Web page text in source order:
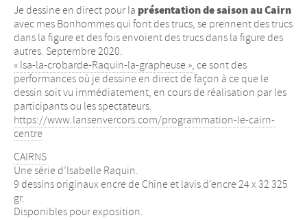
Je dessine en direct pour la présentation de saison au Cairn
avec mes Bonhommes qui font des trucs, se prennent des trucs
dans la figure et des fois envoient des trucs dans la figure des
autres. Septembre 2020.
« Isa-la-crobarde-Raquin-la-grapheuse », ce sont des
performances où je dessine en direct de façon à ce que le
dessin soit vu immédiatement, en cours de réalisation par les
participants ou les spectateurs.
https://www.lansenvercors.com/programmation-le-cairn-
centre
CAIRNS
Une série d’Isabelle Raquin.
9 dessins originaux encre de Chine et lavis d’encre 24 x 32 325
gr.
Disponibles pour exposition.